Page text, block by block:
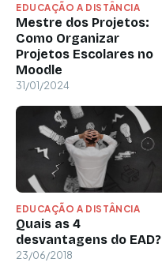
EDUCAÇÃO A DISTÂNCIA
Mestre dos Projetos:
Como Organizar
Projetos Escolares no
Moodle
31/01/2024
EDUCAÇÃO A DISTÂNCIA
Quais as 4
desvantagens do EAD?
23/06/2018